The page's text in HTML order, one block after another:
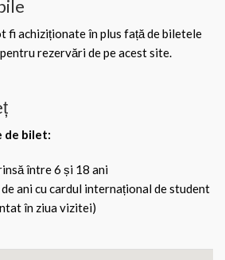
fi achiziționate în plus față de biletele
rezervări de pe acest site.
de bilet:
între 6 și 18 ani
ani cu cardul internațional de student
în ziua vizitei)